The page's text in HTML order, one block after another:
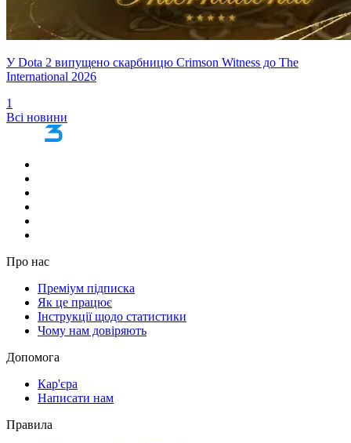
У Dota 2 випущено скарбницю Crimson Witness до The
International 2026
1
Всі новини
Про нас
Преміум підписка
Як це працює
Інструкції щодо статистики
Чому нам довіряють
Допомога
Кар'єра
Написати нам
Правила